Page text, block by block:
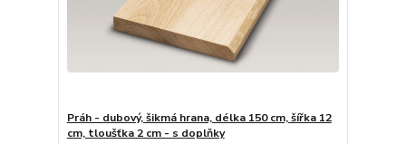
Práh - dubový, šikmá hrana, délka 150 cm, šířka 12
cm, tloušťka 2 cm - s doplňky